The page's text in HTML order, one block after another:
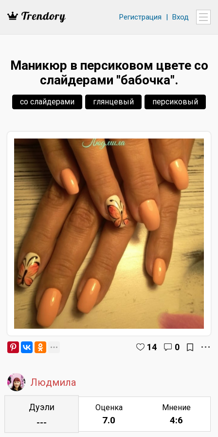
Регистрация | Вход
Маникюр в персиковом цвете со
слайдерами "бабочка".
со слайдерами глянцевый персиковый
14 0
Людмила
Дуэли
---
Оценка
7.0
Мнение
4:6